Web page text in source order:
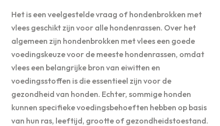
Het is een veelgestelde vraag of hondenbrokken met
vlees geschikt zijn voor alle hondenrassen. Over het
algemeen zijn hondenbrokken met vlees een goede
voedingskeuze voor de meeste hondenrassen, omdat
vlees een belangrijke bron van eiwitten en
voedingsstoffen is die essentieel zijn voor de
gezondheid van honden. Echter, sommige honden
kunnen specifieke voedingsbehoeften hebben op basis
van hun ras, leeftijd, grootte of gezondheidstoestand.